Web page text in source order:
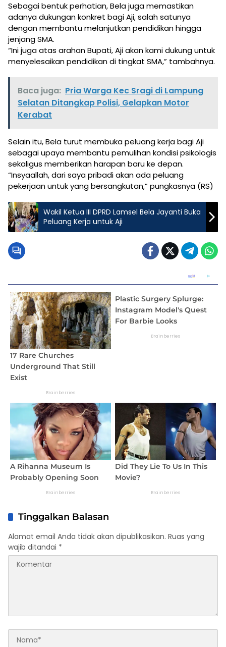
Sebagai bentuk perhatian, Bela juga memastikan
adanya dukungan konkret bagi Aji, salah satunya
dengan membantu melanjutkan pendidikan hingga
jenjang SMA.
“Ini juga atas arahan Bupati, Aji akan kami dukung untuk
menyelesaikan pendidikan di tingkat SMA,” tambahnya.
Baca juga: Pria Warga Kec Sragi di Lampung
Selatan Ditangkap Polisi, Gelapkan Motor
Kerabat
Selain itu, Bela turut membuka peluang kerja bagi Aji
sebagai upaya membantu pemulihan kondisi psikologis
sekaligus memberikan harapan baru ke depan.
“Insyaallah, dari saya pribadi akan ada peluang
pekerjaan untuk yang bersangkutan,” pungkasnya (RS)
Wakil Ketua III DPRD Lamsel Bela Jayanti Buka
Peluang Kerja untuk Aji
Tinggalkan Balasan
Alamat email Anda tidak akan dipublikasikan. Ruas yang
wajib ditandai *